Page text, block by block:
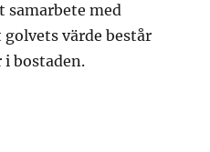
med
värde består
i bostaden.